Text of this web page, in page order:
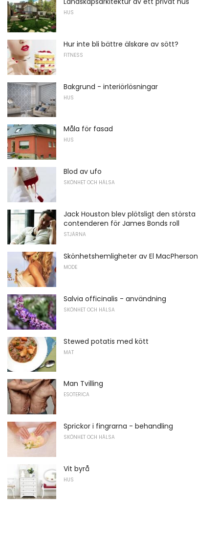
HUS
Hur inte bli bättre älskare av sött?
FITNESS
Bakgrund - interiörlösningar
HUS
Måla för fasad
HUS
Blod av ufo
SKÖNHET OCH HÄLSA
Jack Houston blev plötsligt den största
contenderen för James Bonds roll
STJÄRNA
Skönhetshemligheter av El MacPherson
MODE
Salvia officinalis - användning
SKÖNHET OCH HÄLSA
Stewed potatis med kött
MAT
Man Tvilling
ESOTERICA
Sprickor i fingrarna - behandling
SKÖNHET OCH HÄLSA
Vit byrå
HUS